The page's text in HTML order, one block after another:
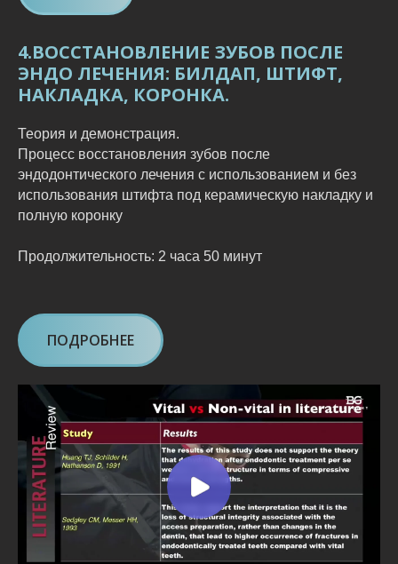
4.ВОССТАНОВЛЕНИЕ ЗУБОВ ПОСЛЕ
ЭНДО ЛЕЧЕНИЯ: БИЛДАП, ШТИФТ,
НАКЛАДКА, КОРОНКА.
Теория и демонстрация.
Процесс восстановления зубов после
эндодонтического лечения с использованием и без
использования штифта под керамическую накладку и
полную коронку
Продолжительность: 2 часа 50 минут
ПОДРОБНЕЕ